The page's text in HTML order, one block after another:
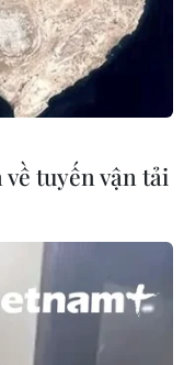
tuyến vận tải